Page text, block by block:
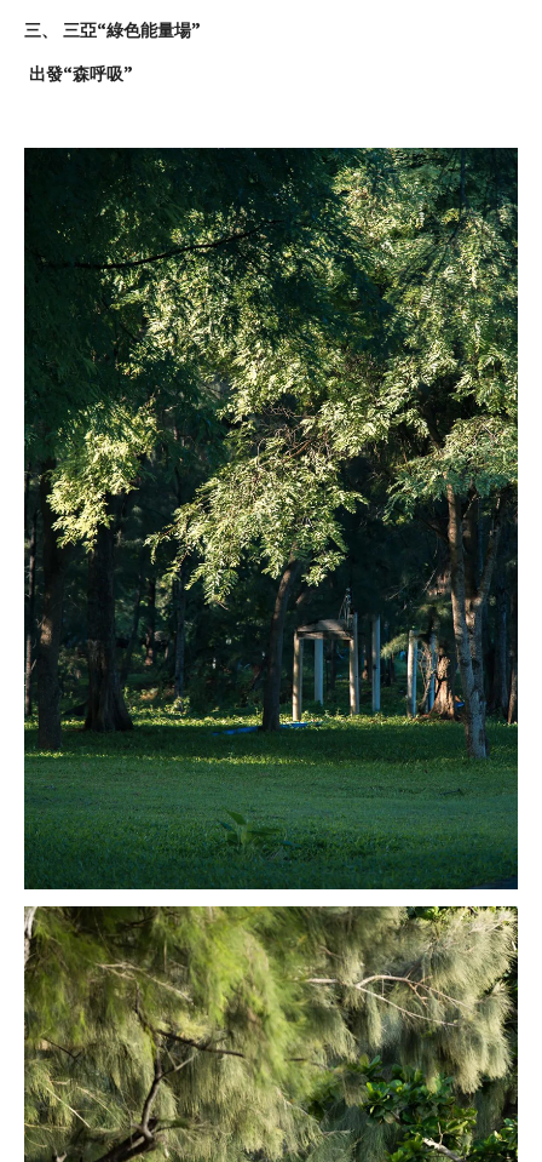
三、
三亞“綠色能量場”
出發“森呼吸”